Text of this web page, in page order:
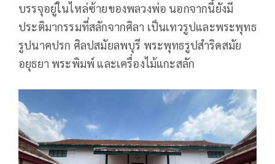
บรรจุอยู่ในไหล่ซ้ายของพลวงพ่อ นอกจากนี้ยังมี
ประติมากรรมที่สลักจากศิลา เป็นเทวรูปและพระพุทธ
รูปนาคปรก ศิลปสมัยลพบุรี พระพุทธรูปสำริดสมัย
อยุธยา พระพิมพ์ และเครื่องไม้แกะสลัก